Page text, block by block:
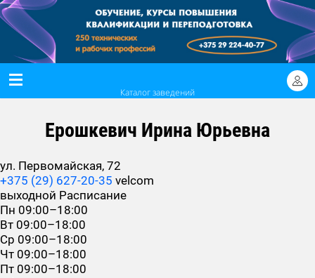
Каталог заведений
Ерошкевич Ирина Юрьевна
ул. Первомайская, 72
+375 (29) 627-20-35 velcom
выходной Расписание
Пн 09:00–18:00
Вт 09:00–18:00
Ср 09:00–18:00
Чт 09:00–18:00
Пт 09:00–18:00